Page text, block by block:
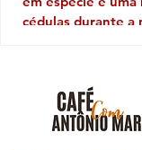
cédulas durante a
pensionistas do
Social (INSS). A
ministro André